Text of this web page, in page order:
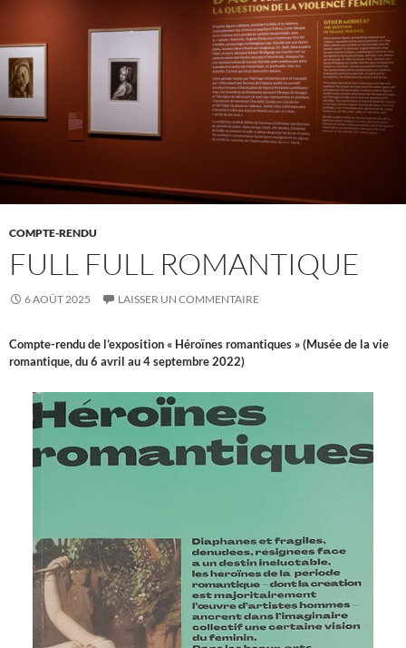
COMPTE-RENDU
FULL FULL ROMANTIQUE
6 AOÛT 2025 LAISSER UN COMMENTAIRE
Compte-rendu de l’exposition « Héroïnes romantiques » (Musée de la vie
romantique, du 6 avril au 4 septembre2022)